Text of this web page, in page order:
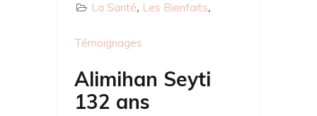
La Santé Les Bienfaits
Témoignages
Alimihan Seyti
132 ans